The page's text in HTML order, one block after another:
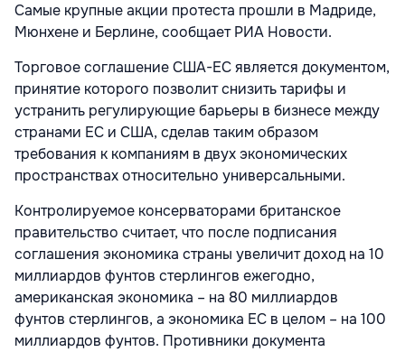
Самые крупные акции протеста прошли в Мадриде,
Мюнхене и Берлине, сообщает РИА Новости.
Торговое соглашение США-ЕС является документом,
принятие которого позволит снизить тарифы и
устранить регулирующие барьеры в бизнесе между
странами ЕС и США, сделав таким образом
требования к компаниям в двух экономических
пространствах относительно универсальными.
Контролируемое консерваторами британское
правительство считает, что после подписания
соглашения экономика страны увеличит доход на 10
миллиардов фунтов стерлингов ежегодно,
американская экономика – на 80 миллиардов
фунтов стерлингов, а экономика ЕС в целом – на 100
миллиардов фунтов. Противники документа